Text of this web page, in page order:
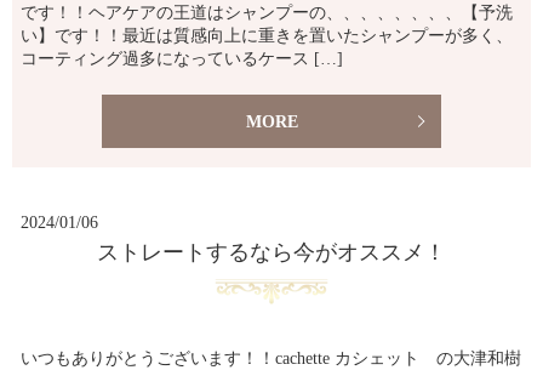
です！！ヘアケアの王道はシャンプーの、、、、、、、、【予洗
い】です！！最近は質感向上に重きを置いたシャンプーが多く、
コーティング過多になっているケース […]
MORE
2024/01/06
ストレートするなら今がオススメ！
いつもありがとうございます！！cachette カシェット の大津和樹